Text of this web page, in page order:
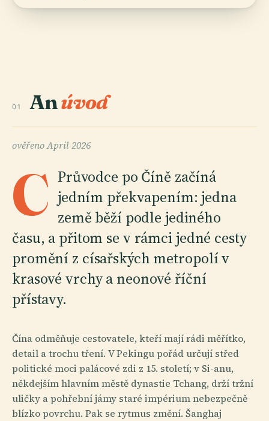
01 Anúvod
ověřenoApril 2026
C Průvodce po Číně začíná
jedním překvapením: jedna
země běží podle jediného
času, a přitom se v rámci jedné cesty
promění z císařských metropolí v
krasové vrchy a neonové říční
přístavy.
Čína odměňuje cestovatele, kteří mají rádi měřítko,
detail a trochu tření. V Pekingu pořád určují střed
politické moci palácové zdi z 15. století; v Si-anu,
někdejším hlavním městě dynastie Tchang, drží tržní
uličky a pohřební jámy staré impérium nebezpečně
blízko povrchu. Pak se rytmus změní. Šanghaj